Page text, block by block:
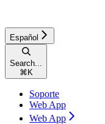
Español
Search...
⌘K
Soporte
Web App
Web App